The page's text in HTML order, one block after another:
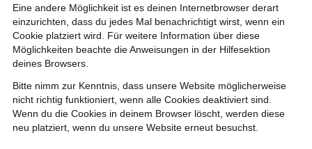
Eine andere Möglichkeit ist es deinen Internetbrowser derart
einzurichten, dass du jedes Mal benachrichtigt wirst, wenn ein
Cookie platziert wird. Für weitere Information über diese
Möglichkeiten beachte die Anweisungen in der Hilfesektion
deines Browsers.
Bitte nimm zur Kenntnis, dass unsere Website möglicherweise
nicht richtig funktioniert, wenn alle Cookies deaktiviert sind.
Wenn du die Cookies in deinem Browser löscht, werden diese
neu platziert, wenn du unsere Website erneut besuchst.